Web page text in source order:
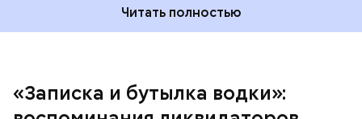
Читать полностью
«Записка и бутылка водки»:
транспорт. Привезли в полк. Построились. Сказали,
что произошло. Создали мобильный отряд. Через